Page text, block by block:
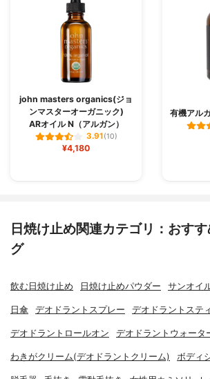
john masters organics(ジョ
ンマスターオーガニック)
ARオイル N（アルガン）
3.91(10)
¥4,180
有機アル
日焼け止め関連カテゴリ：おす
グ
飲む日焼け止め 日焼け止めパウダー サンオイ
日傘 デオドラントスプレー デオドラントステ
デオドラントロールオン デオドラントウォータ
わきがクリーム(デオドラントクリーム) ボディ